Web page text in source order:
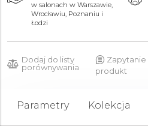
299 zł
w salonach w Warszawie,
Wrocławiu, Poznaniu i
Łodzi
Dodaj do listy
porównywania
Zapytanie
produkt
Parametry Kolekcja